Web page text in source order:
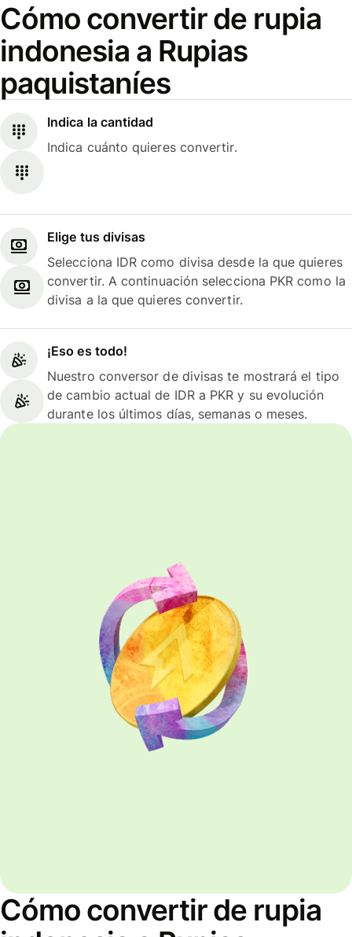
Cómo convertir de rupia
indonesia a Rupias
paquistaníes
Indica la cantidad
Indica cuánto quieres convertir.
Elige tus divisas
Selecciona IDR como divisa desde la que quieres
convertir. A continuación selecciona PKR como la
divisa a la que quieres convertir.
¡Eso es todo!
Nuestro conversor de divisas te mostrará el tipo
de cambio actual de IDR a PKR y su evolución
durante los últimos días, semanas o meses.
Cómo convertir de rupia